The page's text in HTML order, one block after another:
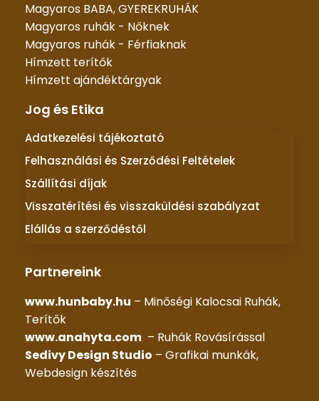
Magyaros BABA, GYEREKRUHÁK
Magyaros ruhák - Nőknek
Magyaros ruhák - Férfiaknak
Hímzett terítők
Hímzett ajándéktárgyak
Jog és Etika
Adatkezelési tájékoztató
Felhasználási és Szerződési Feltételek
Szállítási díjak
Visszatérítési és visszaküldési szabályzat
Elállás a szerződéstől
Partnereink
www.hunbaby.hu – Minőségi Kalocsai Ruhák,
Terítők
www.anahyta.com – Ruhák Rovásírással
Sedivy Design Studio – Grafikai munkák,
Webdesign készítés